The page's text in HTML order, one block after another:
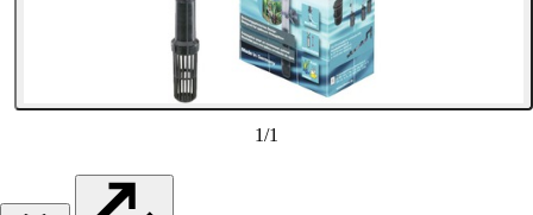
1/1